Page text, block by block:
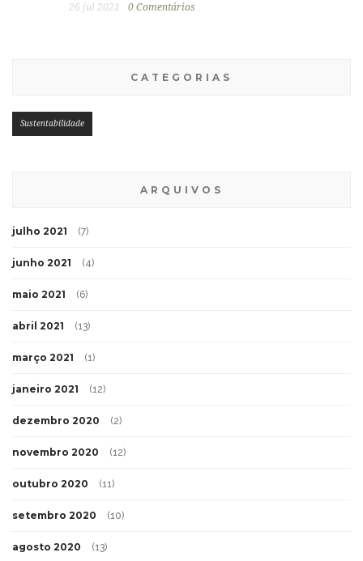
26 jul 2021 0 Comentários
CATEGORIAS
Sustentabilidade
ARQUIVOS
julho 2021 (7)
junho 2021 (4)
maio 2021 (6)
abril 2021 (13)
março 2021 (1)
janeiro 2021 (12)
dezembro 2020 (2)
novembro 2020 (12)
outubro 2020 (11)
setembro 2020 (10)
agosto 2020 (13)